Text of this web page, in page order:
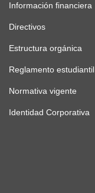
Información financiera
Directivos
Estructura orgánica
Reglamento estudiantil
Normativa vigente
Identidad Corporativa